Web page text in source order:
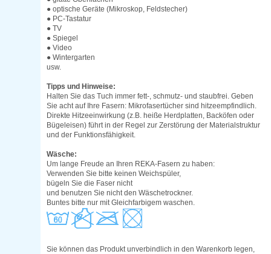
● optische Geräte (Mikroskop, Feldstecher)
● PC-Tastatur
● TV
● Spiegel
● Video
● Wintergarten
usw.
Tipps und Hinweise:
Halten Sie das Tuch immer fett-, schmutz- und staubfrei. Geben
Sie acht auf Ihre Fasern: Mikrofasertücher sind hitzeempfindlich.
Direkte Hitzeeinwirkung (z.B. heiße Herdplatten, Backöfen oder
Bügeleisen) führt in der Regel zur Zerstörung der Materialstruktur
und der Funktionsfähigkeit.
Wäsche:
Um lange Freude an Ihren REKA-Fasern zu haben:
Verwenden Sie bitte keinen Weichspüler,
bügeln Sie die Faser nicht
und benutzen Sie nicht den Wäschetrockner.
Buntes bitte nur mit Gleichfarbigem waschen.
Sie können das Produkt unverbindlich in den Warenkorb legen,